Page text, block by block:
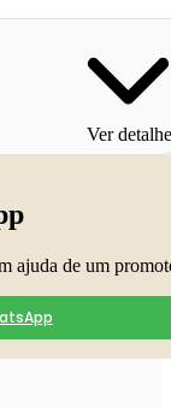
Ver
ajuda de um